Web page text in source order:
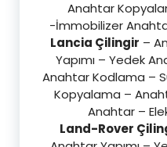
Anahtar
-İmmobilizer
Lancia Çilingir –
Yapımı – Yedek
Anahtar Kodlama –
Kopyalama –
Anahtar –
Land-Rover